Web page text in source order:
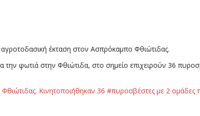
έκταση στον Ασπρόκαμπο Φθιώτιδας.
την φωτιά στην Φθιώτιδα, στο σημείο επιχειρούν 36
Κινητοποιήθηκαν 36 #πυροσβέστες με 2